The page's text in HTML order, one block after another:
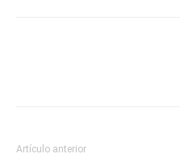
Artículo anterior